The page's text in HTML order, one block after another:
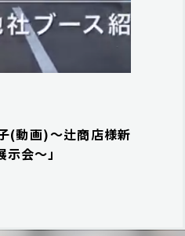
(動画)～辻商店様新
会～」